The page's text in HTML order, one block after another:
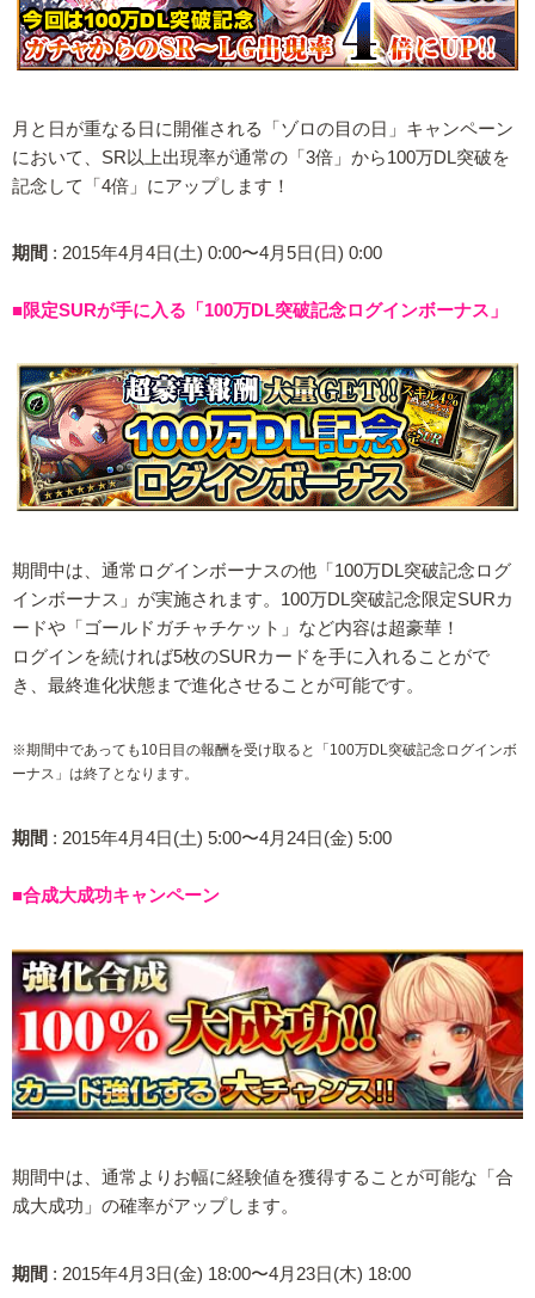
月と日が重なる日に開催される「ゾロの目の日」キャンペーン
において、SR以上出現率が通常の「3倍」から100万DL突破を
記念して「4倍」にアップします！
期間 : 2015年4月4日(土) 0:00〜4月5日(日) 0:00
■限定SURが手に入る「100万DL突破記念ログインボーナス」
期間中は、通常ログインボーナスの他「100万DL突破記念ログ
インボーナス」が実施されます。100万DL突破記念限定SURカ
ードや「ゴールドガチャチケット」など内容は超豪華！
ログインを続ければ5枚のSURカードを手に入れることがで
き、最終進化状態まで進化させることが可能です。
※期間中であっても10日目の報酬を受け取ると「100万DL突破記念ログインボ
ーナス」は終了となります。
期間 : 2015年4月4日(土) 5:00〜4月24日(金) 5:00
■合成大成功キャンペーン
期間中は、通常よりお幅に経験値を獲得することが可能な「合
成大成功」の確率がアップします。
期間 : 2015年4月3日(金) 18:00〜4月23日(木) 18:00